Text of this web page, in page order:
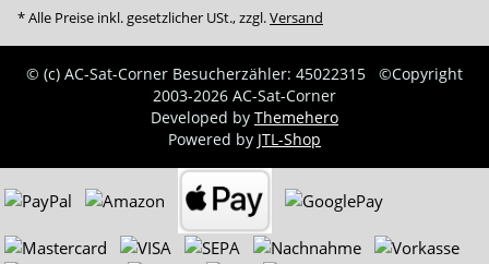
* Alle Preise inkl. gesetzlicher USt., zzgl.Versand
© (c) AC-Sat-Corner Besucherzähler: 45022315
©Copyright
2003-2026 AC-Sat-Corner
Developed by Themehero
Powered by JTL-Shop